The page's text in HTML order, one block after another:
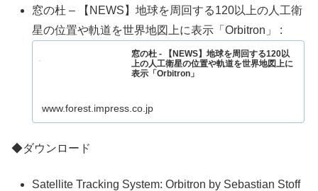
窓の杜 – 【NEWS】地球を周回する120以上の人工衛
星の位置や軌道を世界地図上に表示「Orbitron」 :
窓の杜 - 【NEWS】地球を周回する120以
上の人工衛星の位置や軌道を世界地図上に
表示「Orbitron」
www.forest.impress.co.jp
◆ダウンロード
Satellite Tracking System: Orbitron by Sebastian Stoff